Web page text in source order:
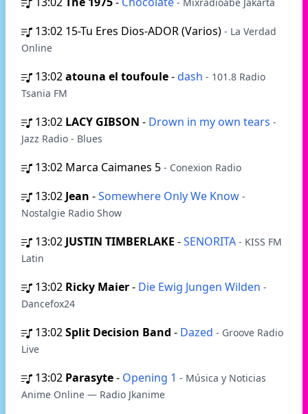
13:02 15-Tu Eres Dios-ADOR (Varios) - La Verdad
Online
13:02atouna el toufoule-dash - 101.8 Radio
Tsania FM
13:02 LACY GIBSON - Drown in my own tears -
Jazz Radio - Blues
13:02 Marca Caimanes 5 - Conexion Radio
13:02 Jean -Somewhere Only We Know -
Nostalgie Radio Show
13:02 JUSTIN TIMBERLAKE -SENORITA - KISS FM
Latin
13:02 Ricky Maier- Die Ewig Jungen Wilden -
Dancefox24
13:02Split Decision Band - Dazed - Groove Radio
Live
13:02 Parasyte- Opening 1 - Música y Noticias
Anime Online — Radio Jkanime